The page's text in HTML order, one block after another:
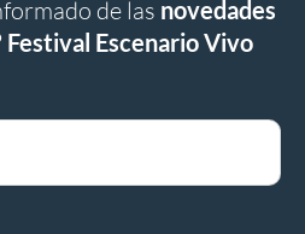
de las novedades
Festival Escenario Vivo